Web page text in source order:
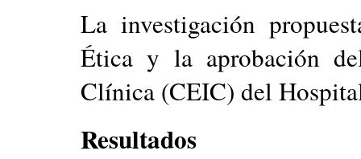
La investigación
Ética y la aprobación
Clínica (CEIC) del
Resultados